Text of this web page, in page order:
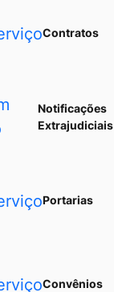
Contratos
Notificações
Extrajudiciais
Portarias
Convênios